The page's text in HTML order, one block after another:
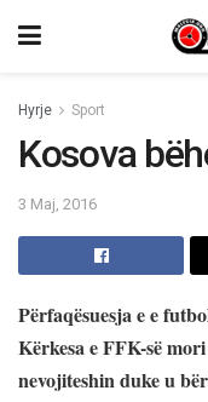
Hyrje Sport
Kosova
3 Maj, 2016
Përfaqësuesja e e
Kërkesa e FFK-së
nevojiteshin duke u